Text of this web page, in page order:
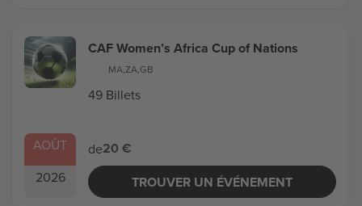
AOÛT
2026
CAF Women’s Africa Cup of Nations
MA,ZA,GB
49 Billets
de20 €
TROUVER UN ÉVÉNEMENT